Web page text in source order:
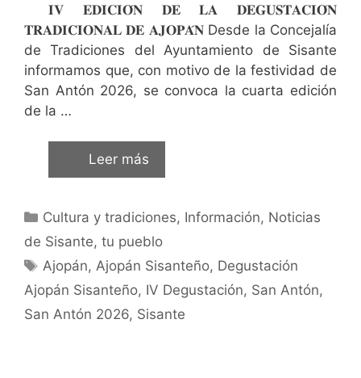
𝐈𝐕 𝐄𝐃𝐈𝐂𝐈𝐎́𝐍 𝐃𝐄 𝐋𝐀 𝐃𝐄𝐆𝐔𝐒𝐓𝐀𝐂𝐈𝐎́𝐍
𝐓𝐑𝐀𝐃𝐈𝐂𝐈𝐎𝐍𝐀𝐋 𝐃𝐄 𝐀𝐉𝐎𝐏𝐀́𝐍 Desde la Concejalía
de Tradiciones del Ayuntamiento de Sisante
informamos que, con motivo de la festividad de
San Antón 2026, se convoca la cuarta edición
de la …
Leer más
Cultura y tradiciones, Información, Noticias
de Sisante, tu pueblo
Ajopán,Ajopán Sisanteño, Degustación
Ajopán Sisanteño, IV Degustación, San Antón,
San Antón 2026, Sisante